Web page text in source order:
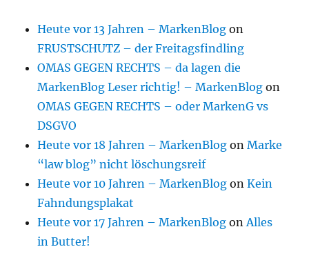
Heute vor 13 Jahren – MarkenBlog on
FRUSTSCHUTZ – der Freitagsfindling
OMAS GEGEN RECHTS – da lagen die
MarkenBlog Leser richtig! – MarkenBlog on
OMAS GEGEN RECHTS – oder MarkenG vs
DSGVO
Heute vor 18 Jahren – MarkenBlog onMarke
“law blog” nicht löschungsreif
Heute vor 10 Jahren – MarkenBlog onKein
Fahndungsplakat
Heute vor 17 Jahren – MarkenBlog onAlles
in Butter!